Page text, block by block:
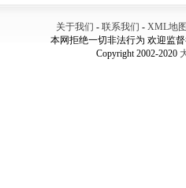
关于我们 - 联系我们 - XML地图
本网拒绝一切非法行为 欢迎监
Copyright 2002-2020